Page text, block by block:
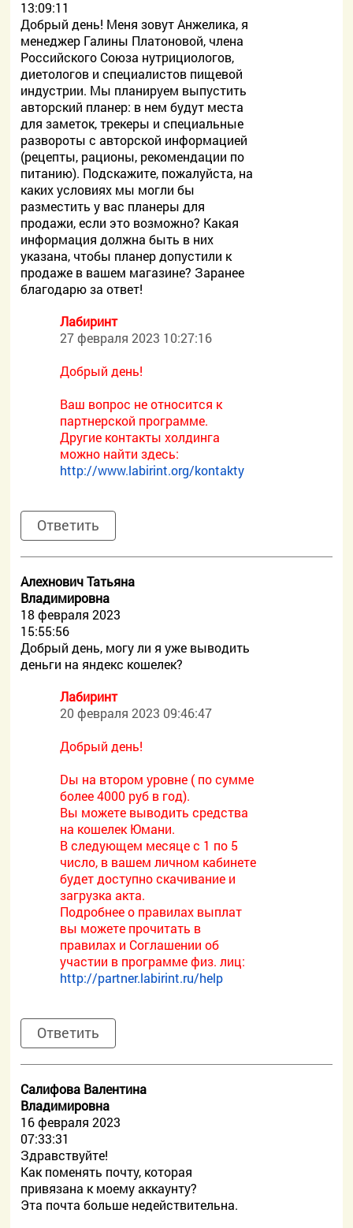
13:09:11
Добрый день! Меня зовут Анжелика, я
менеджер Галины Платоновой, члена
Российского Союза нутрициологов,
диетологов и специалистов пищевой
индустрии. Мы планируем выпустить
авторский планер: в нем будут места
для заметок, трекеры и специальные
развороты с авторской информацией
(рецепты, рационы, рекомендации по
питанию). Подскажите, пожалуйста, на
каких условиях мы могли бы
разместить у вас планеры для
продажи, если это возможно? Какая
информация должна быть в них
указана, чтобы планер допустили к
продаже в вашем магазине? Заранее
благодарю за ответ!
Лабиринт
27 февраля 2023 10:27:16
Добрый день!
Ваш вопрос не относится к
партнерской программе.
Другие контакты холдинга
можно найти здесь:
http://www.labirint.org/kontakty
Ответить
Алехнович Татьяна
Владимировна
18 февраля 2023
15:55:56
Добрый день, могу ли я уже выводить
деньги на яндекс кошелек?
Лабиринт
20 февраля 2023 09:46:47
Добрый день!
Dы на втором уровне ( по сумме
более 4000 руб в год).
Вы можете выводить средства
на кошелек Юмани.
В следующем месяце с 1 по 5
число, в вашем личном кабинете
будет доступно скачивание и
загрузка акта.
Подробнее о правилах выплат
вы можете прочитать в
правилах и Соглашении об
участии в программе физ. лиц:
http://partner.labirint.ru/help
Ответить
Салифова Валентина
Владимировна
16 февраля 2023
07:33:31
Здравствуйте!
Как поменять почту, которая
привязана к моему аккаунту?
Эта почта больше недействительна.